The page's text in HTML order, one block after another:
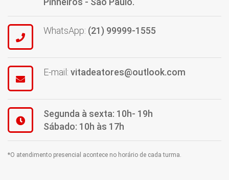
WhatsApp: (21) 99999-1555
E-mail: vitadeatores@outlook.com
Segunda à sexta: 10h- 19h
Sábado: 10h às 17h
*O atendimento presencial acontece no horário de cada turma.